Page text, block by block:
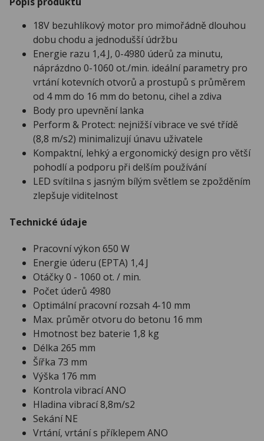
18V bezuhlíkový motor pro mimořádně dlouhou
dobu chodu a jednodušší údržbu
Energie razu 1,4 J, 0-4980 úderů za minutu,
náprázdno 0-1060 ot./min. ideální parametry pro
vrtání kotevních otvorů a prostupů s průměrem
od 4 mm do 16 mm do betonu, cihel a zdiva
Body pro upevnění lanka
Perform & Protect: nejnižší vibrace ve své třídě
(8,8 m/s2) minimalizují únavu uživatele
Kompaktní, lehký a ergonomický design pro větší
pohodlí a podporu při delším používání
LED svítilna s jasným bílým světlem se zpožděním
zlepšuje viditelnost
Technické údaje
Pracovní výkon 650 W
Energie úderu (EPTA) 1,4 J
Otáčky 0 - 1060 ot. / min.
Počet úderů 4980
Optimální pracovní rozsah 4-10 mm
Max. průměr otvoru do betonu 16 mm
Hmotnost bez baterie 1,8 kg
Délka 265 mm
Šířka 73 mm
Výška 176 mm
Kontrola vibrací ANO
Hladina vibrací 8,8m/s2
Sekání NE
Vrtání, vrtání s příklepem ANO